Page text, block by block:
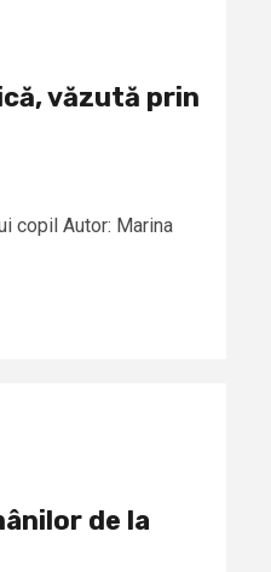
văzută prin
copil Autor: Marina
de la